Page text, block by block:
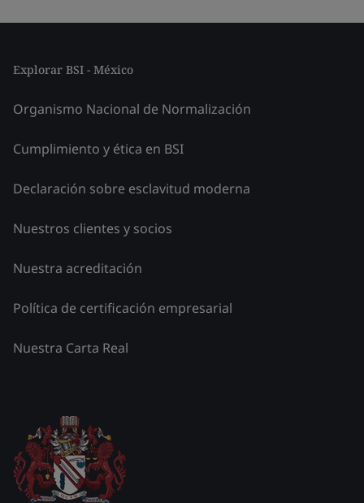
Explorar BSI - México
Organismo Nacional de Normalización
Cumplimiento y ética en BSI
Declaración sobre esclavitud moderna
Nuestros clientes y socios
Nuestra acreditación
Política de certificación empresarial
Nuestra Carta Real